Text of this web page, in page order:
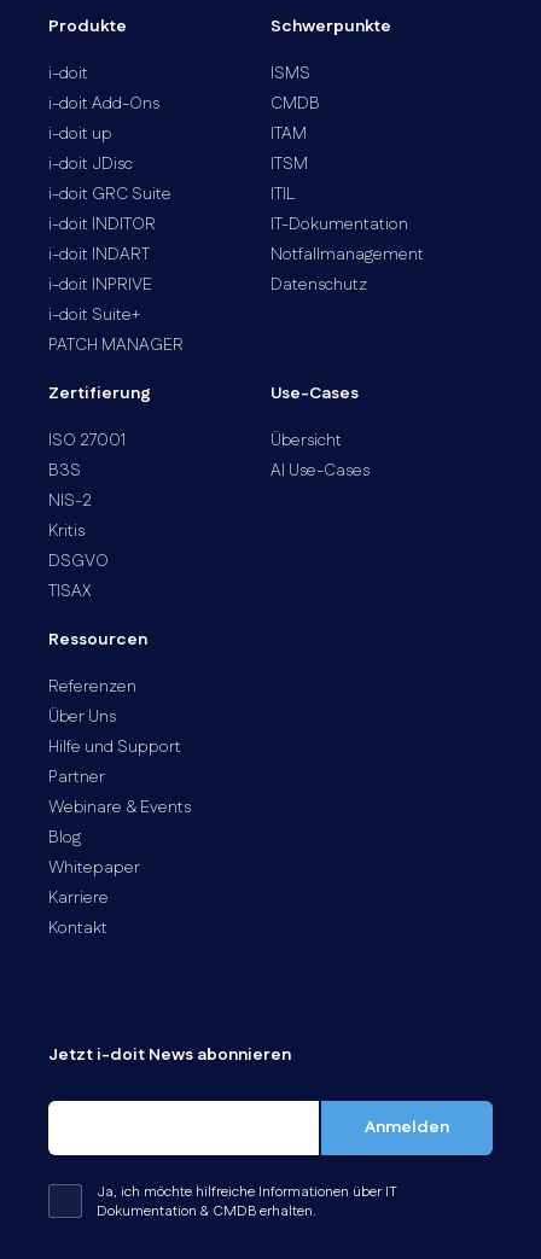
Produkte
i-doit
i-doit Add-Ons
i-doit up
i-doit JDisc
i-doit GRC Suite
i-doit INDITOR
i-doit INDART
i-doit INPRIVE
i-doit Suite+
PATCH MANAGER
Schwerpunkte
ISMS
CMDB
ITAM
ITSM
ITIL
IT-Dokumentation
Notfallmanagement
Datenschutz
Zertifierung
ISO 27001
B3S
NIS-2
Kritis
DSGVO
TISAX
Use-Cases
Übersicht
AI Use-Cases
Ressourcen
Referenzen
Über Uns
Hilfe und Support
Partner
Webinare & Events
Blog
Whitepaper
Karriere
Kontakt
Jetzt i-doit News abonnieren
Ja, ich möchte hilfreiche Informationen über IT
Dokumentation & CMDB erhalten.